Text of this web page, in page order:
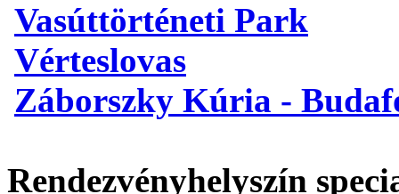
Vasúttörténeti Park
Vérteslovas
Záborszky Kúria -
Rendezvényhelyszín